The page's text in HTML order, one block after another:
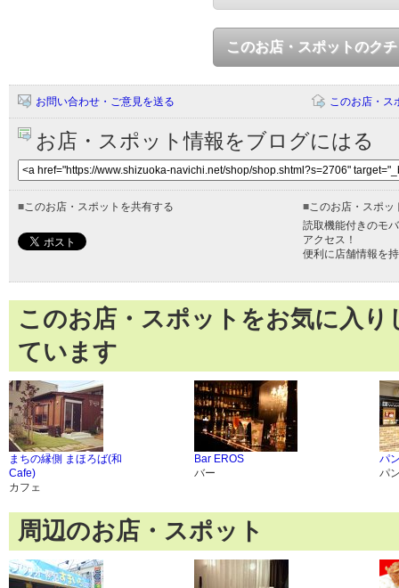
このお店・スポットのク
お問い合わせ・ご意見を送る このお店・ス
お店・スポット情報をブログにはる
■このお店・スポットを共有する ■このお店・スポッ
読取機能付きのモ
アクセス！
便利に店舗情報を
このお店・スポットをお気に入
ています
まちの縁側 まほろば(和
Cafe)
カフェ
Bar EROS
バー
パ
パ
周辺のお店・スポット